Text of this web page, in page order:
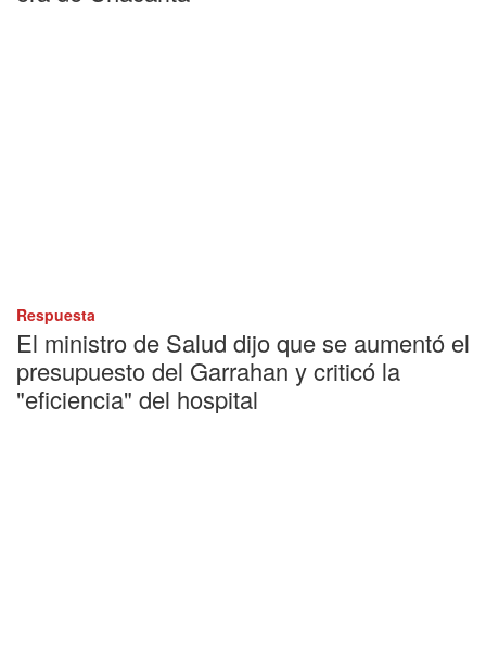
Respuesta
El ministro de Salud dijo que se aumentó el
presupuesto del Garrahan y criticó la
"eficiencia" del hospital